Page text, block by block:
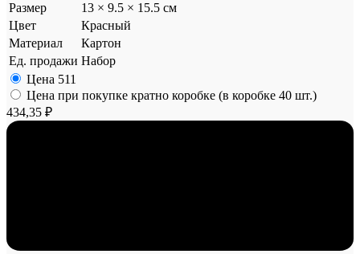
Размер
13 × 9.5 × 15.5 см
Цвет
Красный
Материал
Картон
Ед. продажи Набор
Цена 511
Цена при покупке кратно коробке (в коробке 40 шт.)
434,35 ₽